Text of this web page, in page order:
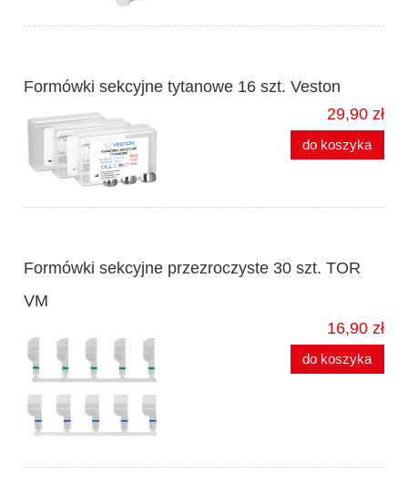
Formówki sekcyjne tytanowe 16 szt. Veston
29,90 zł
do koszyka
Formówki sekcyjne przezroczyste 30 szt. TOR
VM
16,90 zł
do koszyka